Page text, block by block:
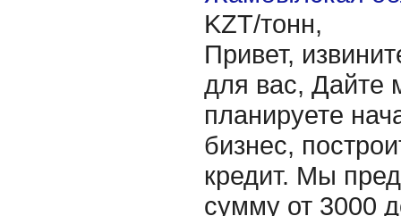
KZT/тонн,
Привет,
для вас, Дайте
планируете
бизнес,
кредит. Мы
сумму от 3000